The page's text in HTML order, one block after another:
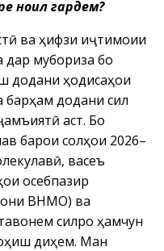
ноил гардем?
ва ҳифзи иҷтимоии
дар мубориза бо
додани ҳодисаҳои
додани сил
аст. Бо
барои солҳои 2026–
васеъ
осебпазир
ВНМО) ва
силро ҳамчун
диҳем. Ман